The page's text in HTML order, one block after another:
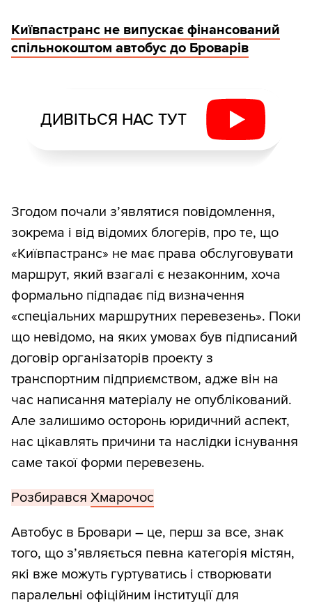
Київпастранс не випускає фінансований
спільнокоштом автобус до Броварів
ДИВІТЬСЯ НАС ТУТ
Згодом почали з’являтися повідомлення,
зокрема і від відомих блогерів, про те, що
«Київпастранс» не має права обслуговувати
маршрут, який взагалі є незаконним, хоча
формально підпадає під визначення
«спеціальних маршрутних перевезень». Поки
що невідомо, на яких умовах був підписаний
договір організаторів проекту з
транспортним підприємством, адже він на
час написання матеріалу не опублікований.
Але залишимо осторонь юридичний аспект,
нас цікавлять причини та наслідки існування
саме такої форми перевезень.
Розбирався Хмарочос
Автобус в Бровари – це, перш за все, знак
того, що з’являється певна категорія містян,
які вже можуть гуртуватись і створювати
паралельні офіційним інституції для